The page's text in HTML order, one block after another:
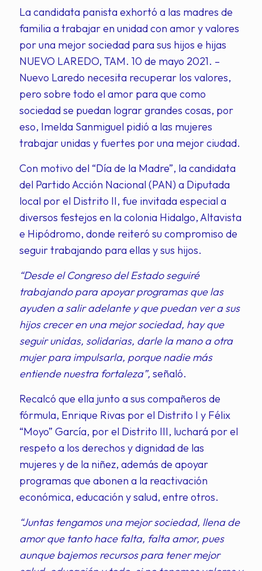
La candidata panista exhortó a las madres de
familia a trabajar en unidad con amor y valores
por una mejor sociedad para sus hijos e hijas
NUEVO LAREDO, TAM. 10 de mayo 2021. –
Nuevo Laredo necesita recuperar los valores,
pero sobre todo el amor para que como
sociedad se puedan lograr grandes cosas, por
eso, Imelda Sanmiguel pidió a las mujeres
trabajar unidas y fuertes por una mejor ciudad.
Con motivo del “Día de la Madre”, la candidata
del Partido Acción Nacional (PAN) a Diputada
local por el Distrito II, fue invitada especial a
diversos festejos en la colonia Hidalgo, Altavista
e Hipódromo, donde reiteró su compromiso de
seguir trabajando para ellas y sus hijos.
“Desde el Congreso del Estado seguiré
trabajando para apoyar programas que las
ayuden a salir adelante y que puedan ver a sus
hijos crecer en una mejor sociedad, hay que
seguir unidas, solidarias, darle la mano a otra
mujer para impulsarla, porque nadie más
entiende nuestra fortaleza”, señaló.
Recalcó que ella junto a sus compañeros de
fórmula, Enrique Rivas por el Distrito I y Félix
“Moyo” García, por el Distrito III, luchará por el
respeto a los derechos y dignidad de las
mujeres y de la niñez, además de apoyar
programas que abonen a la reactivación
económica, educación y salud, entre otros.
“Juntas tengamos una mejor sociedad, llena de
amor que tanto hace falta, falta amor, pues
aunque bajemos recursos para tener mejor